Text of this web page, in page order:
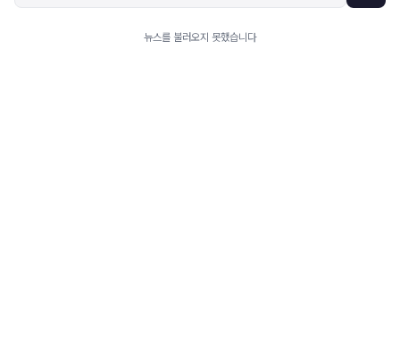
뉴스를 불러오지 못했습니다